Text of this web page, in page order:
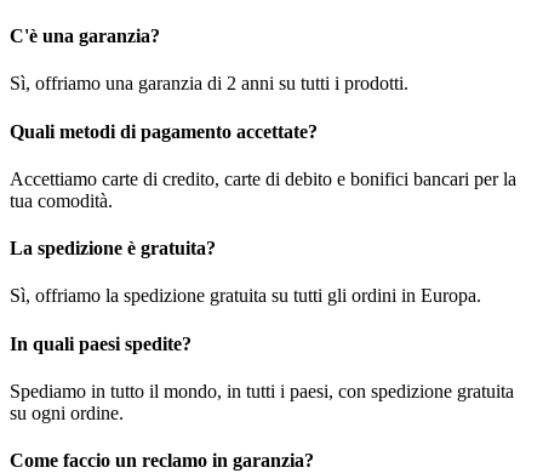
C'è una garanzia?
Sì, offriamo una garanzia di 2 anni su tutti i prodotti.
Quali metodi di pagamento accettate?
Accettiamo carte di credito, carte di debito e bonifici bancari per la
tua comodità.
La spedizione è gratuita?
Sì, offriamo la spedizione gratuita su tutti gli ordini in Europa.
In quali paesi spedite?
Spediamo in tutto il mondo, in tutti i paesi, con spedizione gratuita
su ogni ordine.
Come faccio un reclamo in garanzia?